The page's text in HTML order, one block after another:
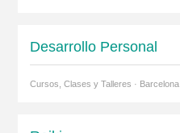
Desarrollo Personal
Cursos, Clases y Talleres · Barcelona